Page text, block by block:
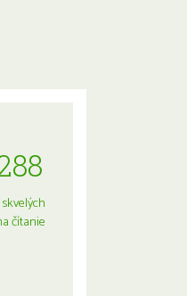
čítanie